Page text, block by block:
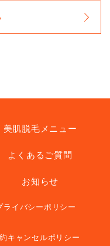
美肌脱毛メニュー
よくあるご質問
お知らせ
ライバシーポリシー
キャンセルポリシー